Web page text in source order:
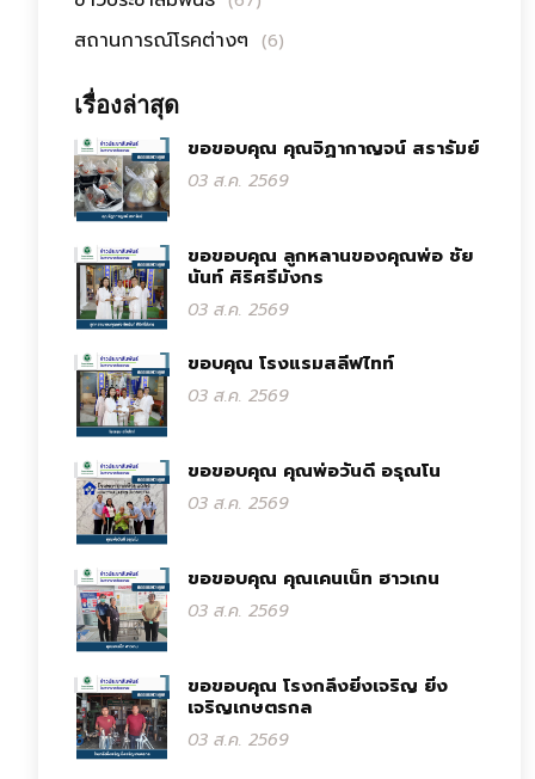
สถานการณ์โรคต่างๆ (6)
เรื่องล่าสุด
ขอขอบคุณ คุณจิฏากาญจน์ สรารัมย์
03 ส.ค. 2569
ขอขอบคุณ ลูกหลานของคุณพ่อ ชัย
นันท์ ศิริศรีมังกร
03 ส.ค. 2569
ขอบคุณ โรงแรมสลีฟไทท์
03 ส.ค. 2569
ขอขอบคุณ คุณพ่อวันดี อรุณโน
03 ส.ค. 2569
ขอขอบคุณ คุณเคนเน็ท ฮาวเกน
03 ส.ค. 2569
ขอขอบคุณ โรงกลึงยิ่งเจริญ ยิ่ง
เจริญเกษตรกล
03 ส.ค. 2569